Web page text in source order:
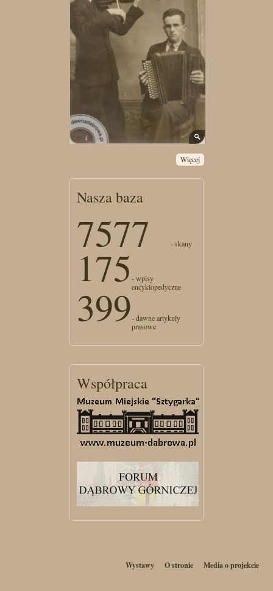
Więcej
Nasza baza
7577 - skany
175- wpisy
encyklopedyczne
399- dawne artykuły
prasowe
Współpraca
Wystawy O stronie Media o projekcie